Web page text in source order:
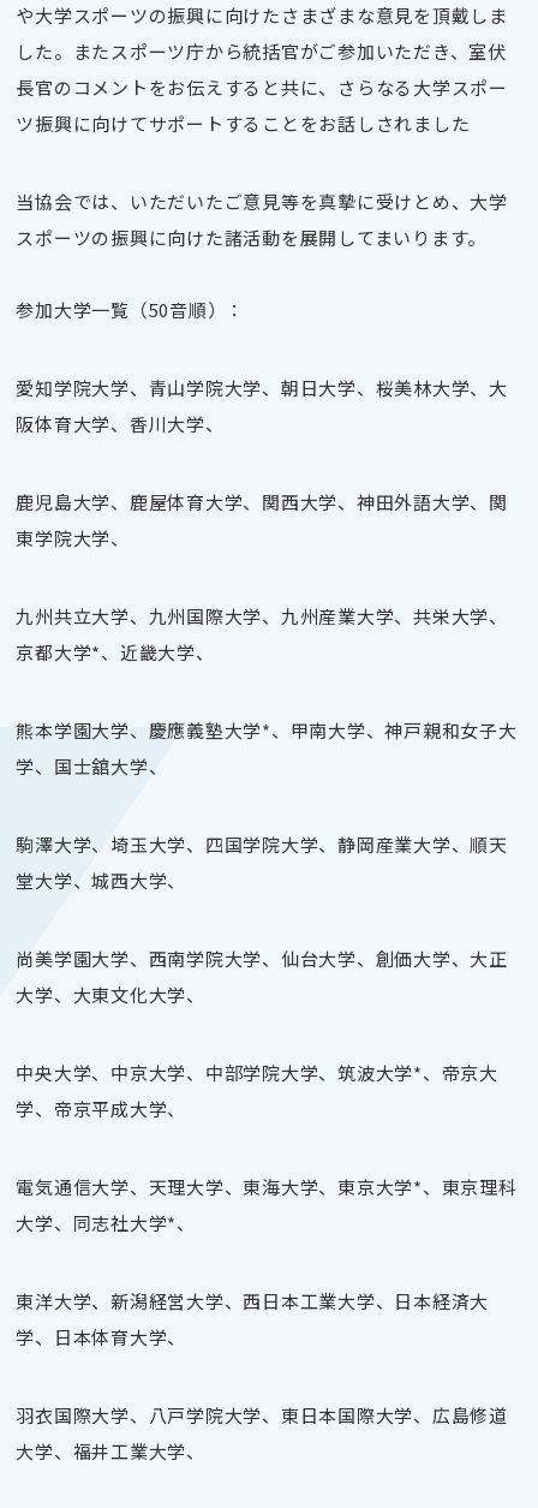
や大学スポーツの振興に向けたさまざまな意見を頂戴しま
した。またスポーツ庁から統括官がご参加いただき、室伏
長官のコメントをお伝えすると共に、さらなる大学スポー
ツ振興に向けてサポートすることをお話しされました
当協会では、いただいたご意見等を真摯に受けとめ、大学
スポーツの振興に向けた諸活動を展開してまいります。
参加大学一覧（50音順）：
愛知学院大学、青山学院大学、朝日大学、桜美林大学、大
阪体育大学、香川大学、
鹿児島大学、鹿屋体育大学、関西大学、神田外語大学、関
東学院大学、
九州共立大学、九州国際大学、九州産業大学、共栄大学、
京都大学*、近畿大学、
熊本学園大学、慶應義塾大学*、甲南大学、神戸親和女子大
学、国士舘大学、
駒澤大学、埼玉大学、四国学院大学、静岡産業大学、順天
堂大学、城西大学、
尚美学園大学、西南学院大学、仙台大学、創価大学、大正
大学、大東文化大学、
中央大学、中京大学、中部学院大学、筑波大学*、帝京大
学、帝京平成大学、
電気通信大学、天理大学、東海大学、東京大学*、東京理科
大学、同志社大学*、
東洋大学、新潟経営大学、西日本工業大学、日本経済大
学、日本体育大学、
羽衣国際大学、八戸学院大学、東日本国際大学、広島修道
大学、福井工業大学、